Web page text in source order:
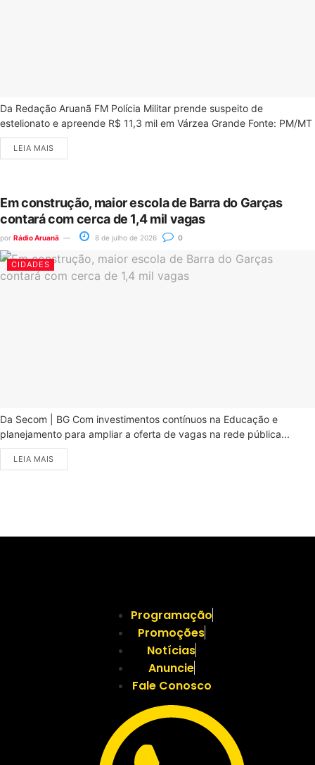
Da Redação Aruanã FM Polícia Militar prende suspeito de
estelionato e apreende R$ 11,3 mil em Várzea Grande Fonte: PM/MT
LEIA MAIS
Em construção, maior escola de Barra do Garças
contará com cerca de 1,4 mil vagas
por Rádio Aruanã 8 de julho de 2026 0
CIDADES
Da Secom | BG Com investimentos contínuos na Educação e
planejamento para ampliar a oferta de vagas na rede pública...
LEIA MAIS
Programação
Promoções
Notícias
Anuncie
Fale Conosco